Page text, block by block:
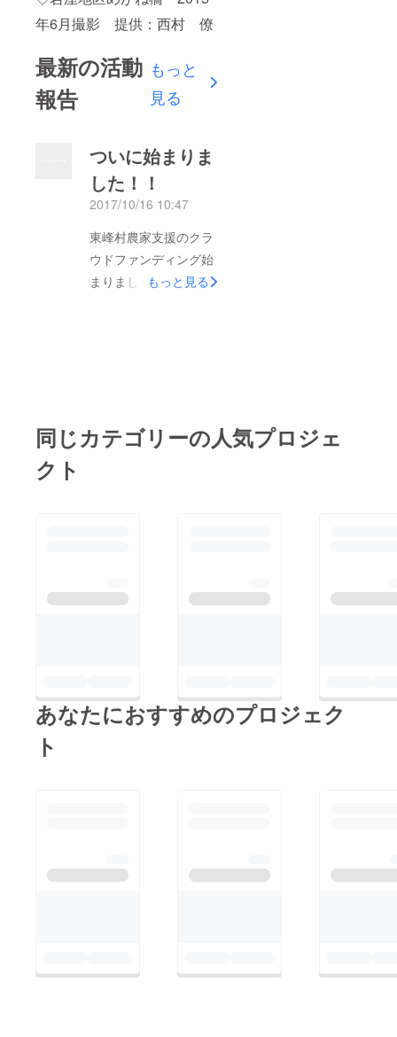
年6月撮影 提供：西村 僚
最新の活動
報告
もっと
見る
ついに始まりま
した！！
2017/10/16 10:47
東峰村農家支援のクラ
ウドファンディング始
まりました！！ 8月
しても後回しになる被
欲しい！！』と思って
梶原
もっと見る
同じカテゴリーの人気プロジェ
クト
あなたにおすすめのプロジェク
ト